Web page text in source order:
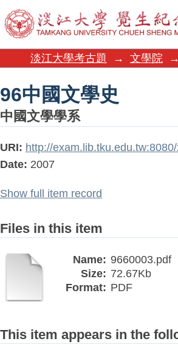
96中國文學史
淡江大學考古題 → 文學院 →
96中國文學史
中國文學學系
URI: http://
Date: 2007
Show full item record
Files in this item
Name: 9660003.pdf
Size: 72.67Kb
Format: PDF
This item appears in the